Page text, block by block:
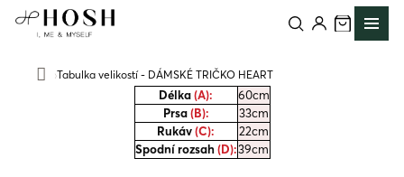
Přejít
Domů
Tabulka velikostí - DÁMSKÉ TRIČKO HEART
Délka(A):
60cm
Prsa(B):
33cm
Rukáv(C):
22cm
Spodní rozsah(D):39cm